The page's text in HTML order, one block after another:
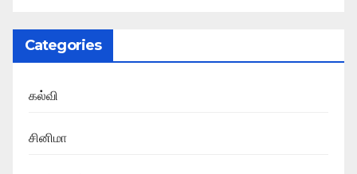
Categories
கல்வி
சினிமா